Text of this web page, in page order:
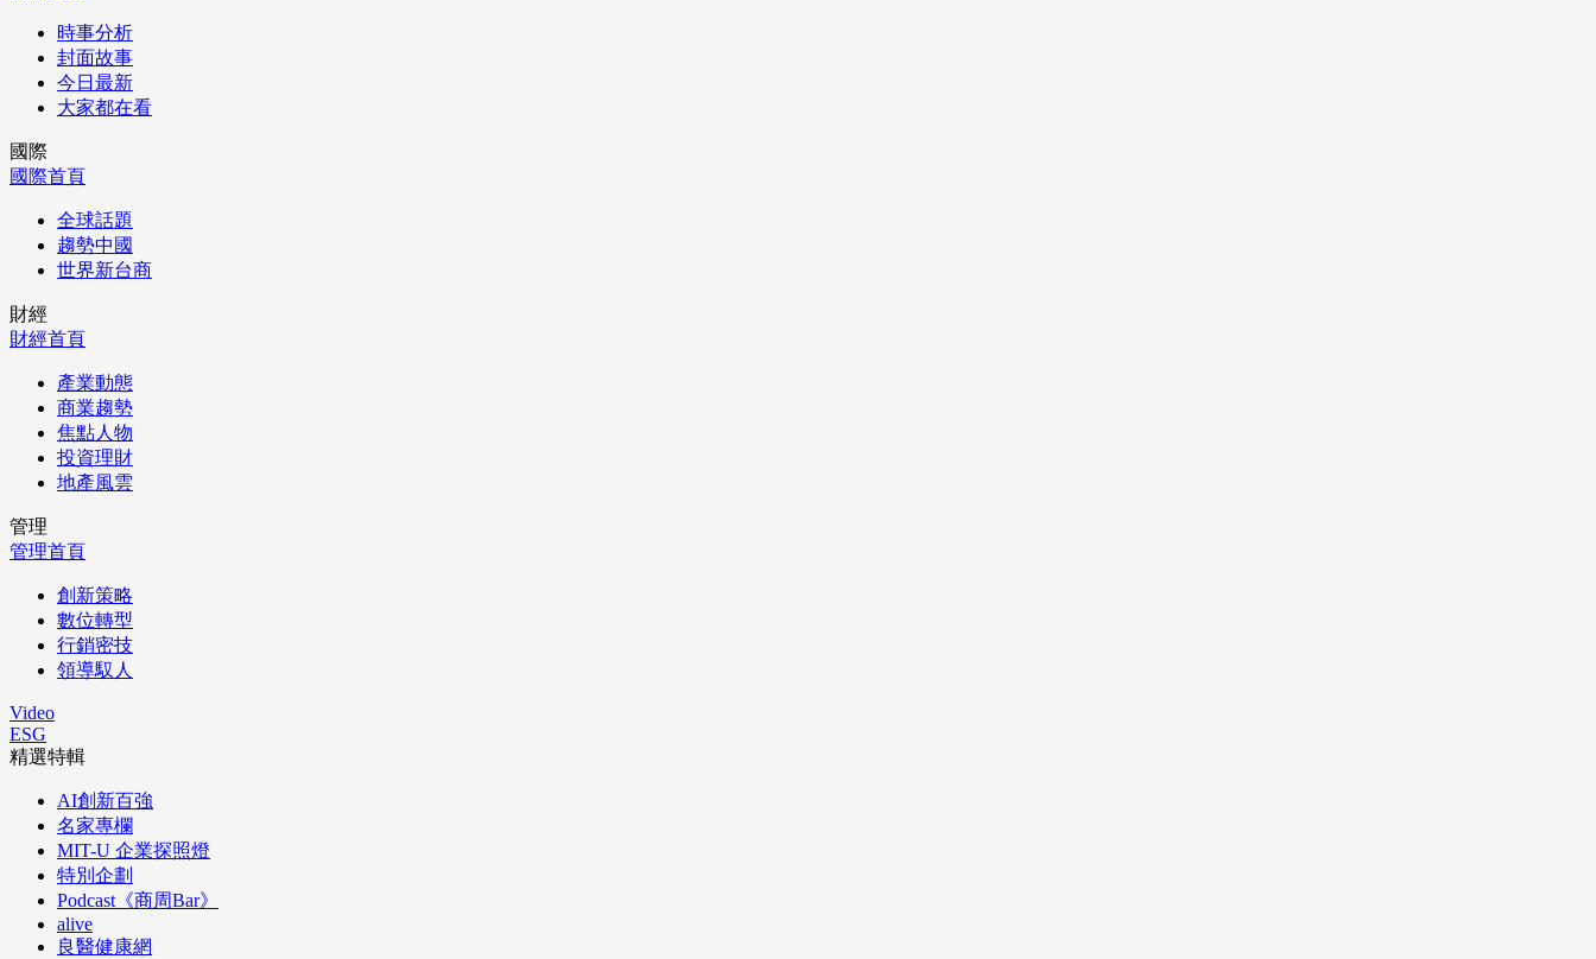
時事分析
封面故事
今日最新
大家都在看
國際
國際首頁
全球話題
趨勢中國
世界新台商
財經
財經首頁
產業動態
商業趨勢
焦點人物
投資理財
地產風雲
管理
管理首頁
創新策略
數位轉型
行銷密技
領導馭人
Video
ESG
精選特輯
AI創新百強
名家專欄
MIT-U 企業探照燈
特別企劃
Podcast《商周Bar》
alive
良醫健康網